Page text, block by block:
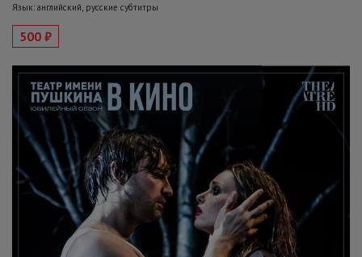
Язык: английский, русские субтитры
500 ₽